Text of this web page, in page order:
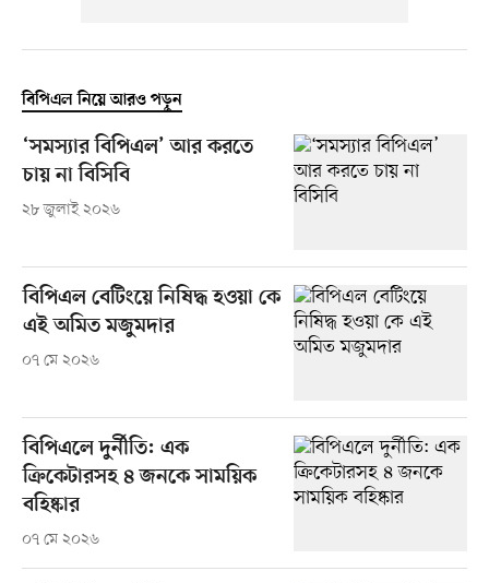
বিপিএল নিয়ে আরও পড়ুন
‘সমস্যার বিপিএল’ আর করতে
চায় না বিসিবি
২৮ জুলাই ২০২৬
বিপিএল বেটিংয়ে নিষিদ্ধ হওয়া কে
এই অমিত মজুমদার
০৭ মে ২০২৬
বিপিএলে দুর্নীতি: এক
ক্রিকেটারসহ ৪ জনকে সাময়িক
বহিষ্কার
০৭ মে ২০২৬